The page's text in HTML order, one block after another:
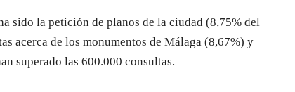
sido la petición de planos de la ciudad (8,75% del
acerca de los monumentos de Málaga (8,67%) y
superado las 600.000 consultas.